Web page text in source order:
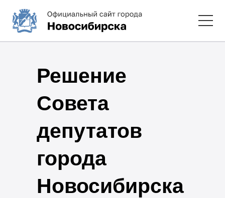
Решение
Совета
депутатов
города
Новосибирска